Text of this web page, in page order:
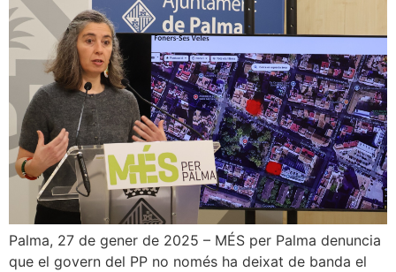
Palma, 27 de gener de 2025 – MÉS per Palma denuncia
que el govern del PP no només ha deixat de banda el